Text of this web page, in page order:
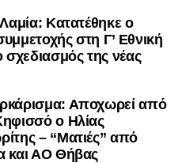
νέα.
Κατατέθηκε ο
στη Γ’ Εθνική
σχεδιασμός της νέας
Αποχωρεί από
ο Ηλίας
– “Ματιές” από
και ΑΟ Θήβας